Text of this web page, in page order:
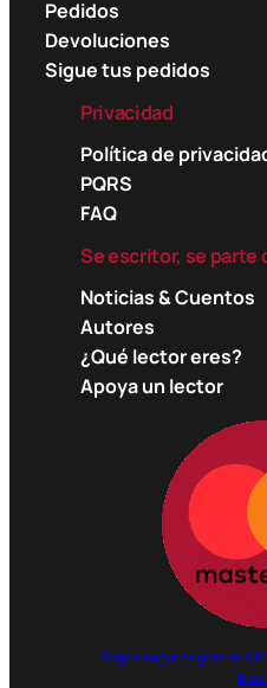
Pedidos
Devoluciones
Sigue tus pedidos
Privacidad
Política de
PQRS
FAQ
Se escritor, se parte
Noticias & Cuentos
Autores
¿Qué lector eres?
Apoya un lector
Pagos seguros gracias a